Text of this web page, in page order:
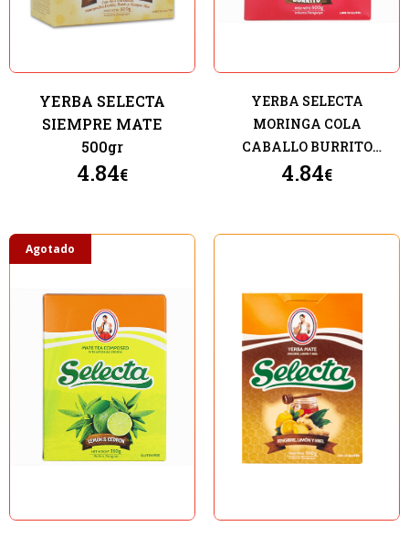
Seleccione dónde buscar
YERBA SELECTA
SIEMPRE MATE
500gr
4.84€
YERBA SELECTA
MORINGA COLA
CABALLO BURRITO
500gr
4.84€
Agotado